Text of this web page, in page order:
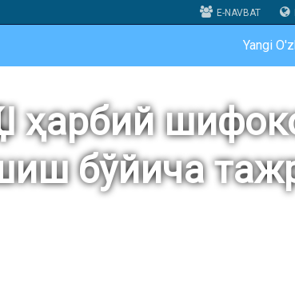
E-NAVBAT
Yangi
ҳарбий
бўйича